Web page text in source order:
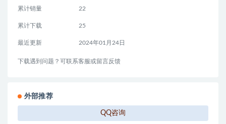
累计销量 22
累计下载 25
最近更新 2024年01月24日
下载遇到问题？可联系客服或留言反馈
外部推荐
QQ咨询